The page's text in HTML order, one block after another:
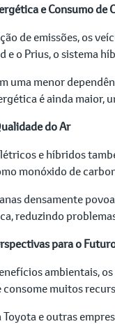
e Consumo de
de emissões, os
e o Prius, o sistema
uma menor
é ainda maior,
do Ar
e híbridos
monóxido de
densamente
reduzindo
para o
ambientais,
consome muitos
Toyota e outras